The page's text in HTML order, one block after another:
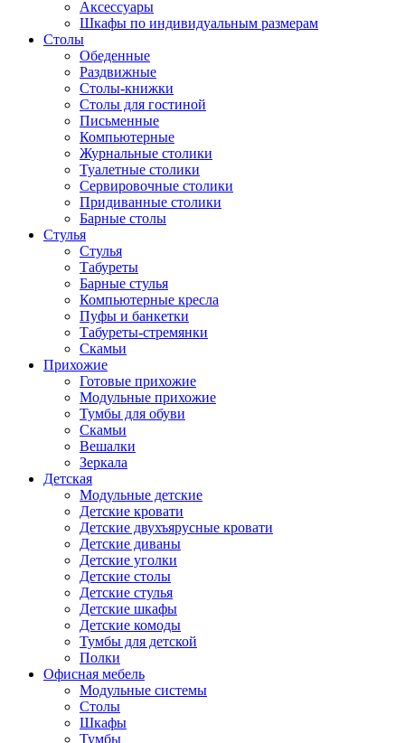
Аксессуары
Шкафы по индивидуальным размерам
Столы
Обеденные
Раздвижные
Столы-книжки
Столы для гостиной
Письменные
Компьютерные
Журнальные столики
Туалетные столики
Сервировочные столики
Придиванные столики
Барные столы
Стулья
Стулья
Табуреты
Барные стулья
Компьютерные кресла
Пуфы и банкетки
Табуреты-стремянки
Скамьи
Прихожие
Готовые прихожие
Модульные прихожие
Тумбы для обуви
Скамьи
Вешалки
Зеркала
Детская
Модульные детские
Детские кровати
Детские двухъярусные кровати
Детские диваны
Детские уголки
Детские столы
Детские стулья
Детские шкафы
Детские комоды
Тумбы для детской
Полки
Офисная мебель
Модульные системы
Столы
Шкафы
Тумбы